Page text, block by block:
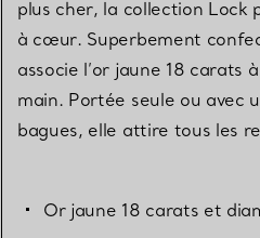
plus cher, la collection Lock
à cœur. Superbement
associe l’or jaune 18 carats
main. Portée seule ou avec
bagues, elle attire tous les
Or jaune 18 carats et